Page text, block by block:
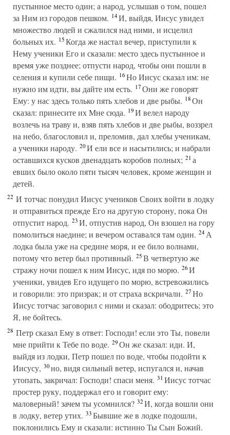
пустынное место один; а народ, услышав о том, пошел
за Ним из городов пешком. 14И, выйдя, Иисус увидел
множество людей и сжалился над ними, и исцелил
больных их. 15Когда же настал вечер, приступили к
Нему ученики Его и сказали: место здесь пустынное и
время уже позднее; отпусти народ, чтобы они пошли в
селения и купили себе пищи. 16Но Иисус сказал им: не
нужно им идти, вы дайте им есть. 17Они же говорят
Ему: у нас здесь только пять хлебов и две рыбы. 18Он
сказал: принесите их Мне сюда. 19И велел народу
возлечь на траву и, взяв пять хлебов и две рыбы, воззрел
на небо, благословил и, преломив, дал хлебы ученикам,
а ученики народу. 20И ели все и насытились; и набрали
оставшихся кусков двенадцать коробов полных; 21а
евших было около пяти тысяч человек, кроме женщин и
детей.
22 И тотчас понудил Иисус учеников Своих войти в лодку
и отправиться прежде Его на другую сторону, пока Он
отпустит народ. 23И, отпустив народ, Он взошел на гору
помолиться наедине; и вечером оставался там один. 24А
лодка была уже на средине моря, и ее било волнами,
потому что ветер был противный. 25В четвертую же
стражу ночи пошел к ним Иисус, идя по морю. 26И
ученики, увидев Его идущего по морю, встревожились
и говорили: это призрак; и от страха вскричали. 27Но
Иисус тотчас заговорил с ними и сказал: ободритесь; это
Я, не бойтесь.
28 Петр сказал Ему в ответ: Господи! если это Ты, повели
мне прийти к Тебе по воде. 29Он же сказал: иди. И,
выйдя из лодки, Петр пошел по воде, чтобы подойти к
Иисусу, 30но, видя сильный ветер, испугался и, начав
утопать, закричал: Господи! спаси меня. 31Иисус тотчас
простер руку, поддержал его и говорит ему:
маловерный! зачем ты усомнился? 32И, когда вошли они
в лодку, ветер утих. 33Бывшие же в лодке подошли,
поклонились Ему и сказали: истинно Ты Сын Божий.